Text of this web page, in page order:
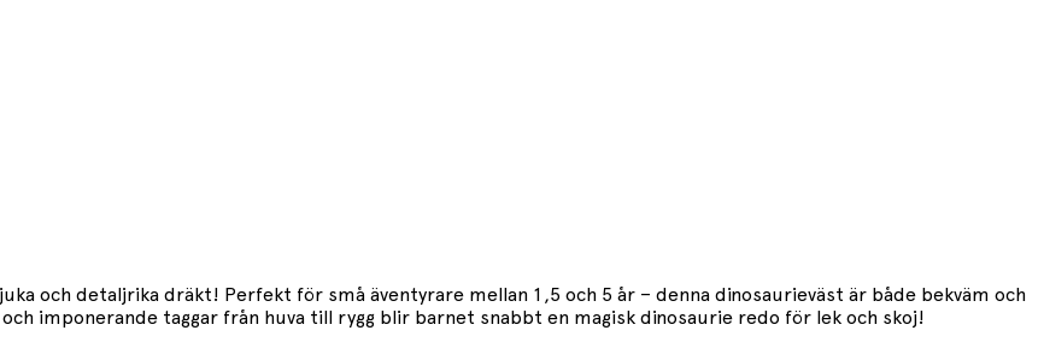
och detaljrika dräkt! Perfekt för små äventyrare mellan 1,5 och 5 år – denna dinosaurieväst är både bekväm och
imponerande taggar från huva till rygg blir barnet snabbt en magisk dinosaurie redo för lek och skoj!